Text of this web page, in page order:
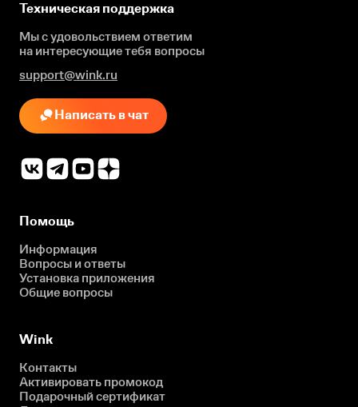
Техническая поддержка
Мы с удовольствием ответим
на интересующиетебя вопросы
support@wink.ru
Написать в чат
Помощь
Информация
Вопросы и ответы
Установка приложения
Общие вопросы
Wink
Контакты
Активировать промокод
Подарочный сертификат